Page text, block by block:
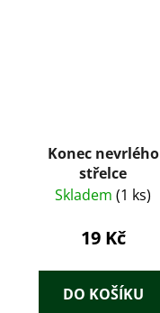
Konec nevrlého
střelce
Skladem (1 ks)
19 Kč
DO KOŠÍKU